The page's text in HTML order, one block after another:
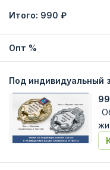
Итого: 990 ₽
Опт %
Под индивидуальный